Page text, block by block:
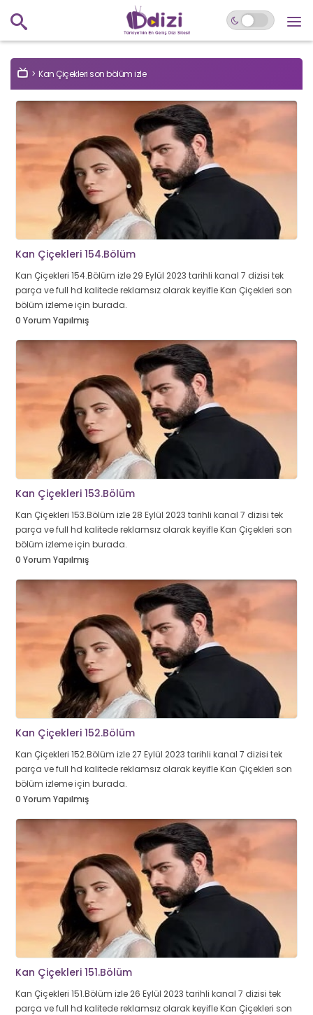
Kan Çiçekleri son bölüm izle
Kan Çiçekleri 154.Bölüm
Kan Çiçekleri 154.Bölüm izle 29 Eylül 2023 tarihli kanal 7 dizisi tek
parça ve full hd kalitede reklamsız olarak keyifle Kan Çiçekleri son
bölüm izleme için burada.
0 Yorum Yapılmış
Kan Çiçekleri 153.Bölüm
Kan Çiçekleri 153.Bölüm izle 28 Eylül 2023 tarihli kanal 7 dizisi tek
parça ve full hd kalitede reklamsız olarak keyifle Kan Çiçekleri son
bölüm izleme için burada.
0 Yorum Yapılmış
Kan Çiçekleri 152.Bölüm
Kan Çiçekleri 152.Bölüm izle 27 Eylül 2023 tarihli kanal 7 dizisi tek
parça ve full hd kalitede reklamsız olarak keyifle Kan Çiçekleri son
bölüm izleme için burada.
0 Yorum Yapılmış
Kan Çiçekleri 151.Bölüm
Kan Çiçekleri 151.Bölüm izle 26 Eylül 2023 tarihli kanal 7 dizisi tek
parça ve full hd kalitede reklamsız olarak keyifle Kan Çiçekleri son